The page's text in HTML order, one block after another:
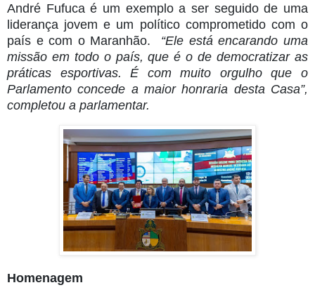
André Fufuca é um exemplo a ser seguido de uma
liderança jovem e um político comprometido com o
país e com o Maranhão. “Ele está encarando uma
missão em todo o país, que é o de democratizar as
práticas esportivas. É com muito orgulho que o
Parlamento concede a maior honraria desta Casa”,
completou a parlamentar.
Homenagem